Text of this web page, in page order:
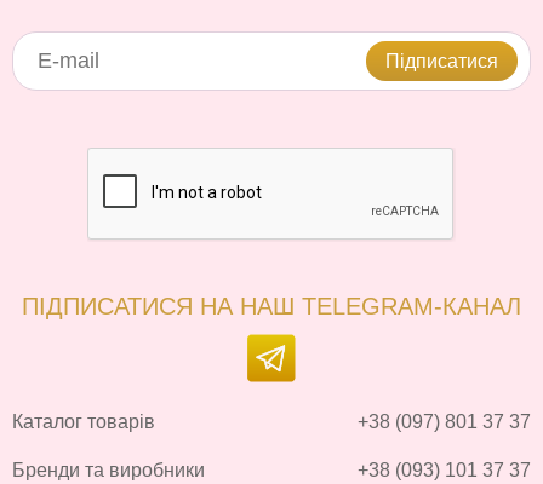
Підписатися
ПІДПИСАТИСЯ НА НАШ TELEGRAM-КАНАЛ
Каталог товарів
Бренди та виробники
+38 (097) 801 37 37
+38 (093) 101 37 37